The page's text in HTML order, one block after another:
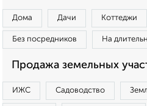
Дома Дачи Коттеджи
Без посредников На
Продажа земельных
ИЖС Садоводство